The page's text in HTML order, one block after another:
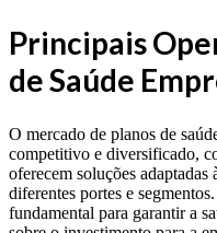
Principais
de Saúde
O mercado de planos de
competitivo e diversificado,
oferecem soluções adaptadas
diferentes portes e
fundamental para garantir a